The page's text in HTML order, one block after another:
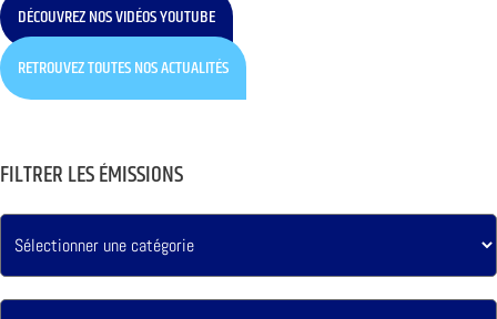
DÉCOUVREZ NOS VIDÉOS YOUTUBE
RETROUVEZ TOUTES NOS ACTUALITÉS
FILTRER LES ÉMISSIONS